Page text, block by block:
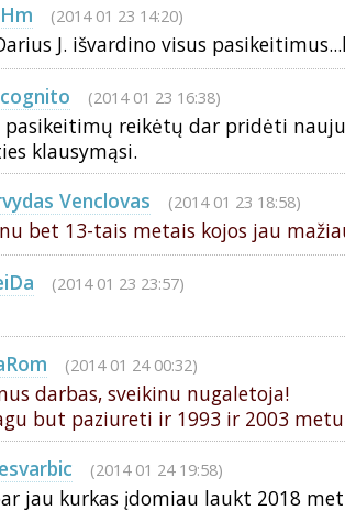
(2014 01 23 14:20)
J. išvardino visus
(2014 01 23 16:38)
pasikeitimų reikėtų dar pridėti
klausymąsi.
Venclovas (2014 01 23 18:58)
nu bet 13-tais metais kojos jau
(2014 01 23 23:57)
(2014 01 24 00:32)
darbas, sveikinu nugaletoja!
but paziureti ir 1993 ir 2003
(2014 01 24 19:58)
jau kurkas įdomiau laukt 2018